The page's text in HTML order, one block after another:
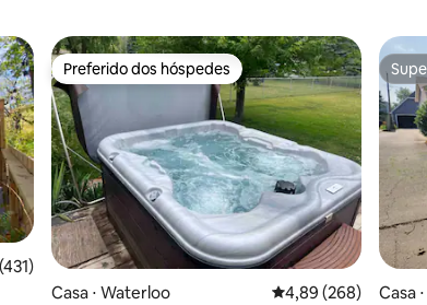
uma avaliação média de 5, 431 avaliações
Preferido dos hóspedes
Preferido dos hóspedes
Casa ⋅ Waterloo 4,89 de uma
4,89 (268)
Casa